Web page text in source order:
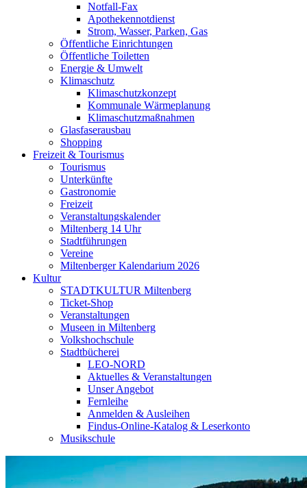
Notfall-Fax
Apothekennotdienst
Strom, Wasser, Parken, Gas
Öffentliche Einrichtungen
Öffentliche Toiletten
Energie & Umwelt
Klimaschutz
Klimaschutzkonzept
Kommunale Wärmeplanung
Klimaschutzmaßnahmen
Glasfaserausbau
Shopping
Freizeit & Tourismus
Tourismus
Unterkünfte
Gastronomie
Freizeit
Veranstaltungskalender
Miltenberg 14 Uhr
Stadtführungen
Vereine
Miltenberger Kalendarium 2026
Kultur
STADTKULTUR Miltenberg
Ticket-Shop
Veranstaltungen
Museen in Miltenberg
Volkshochschule
Stadtbücherei
LEO-NORD
Aktuelles & Veranstaltungen
Unser Angebot
Fernleihe
Anmelden & Ausleihen
Findus-Online-Katalog & Leserkonto
Musikschule